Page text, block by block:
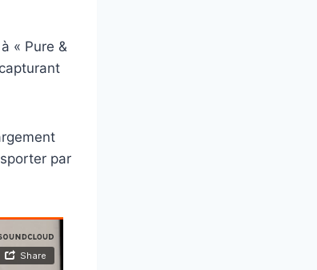
« Pure &
par